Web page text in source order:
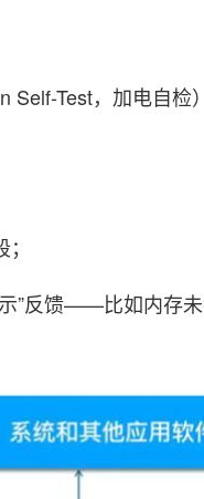
Test，加电自检
”反馈——比如内存